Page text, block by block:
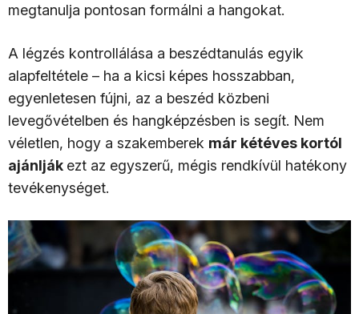
megtanulja pontosan formálni a hangokat.
A légzés kontrollálása a beszédtanulás egyik
alapfeltétele – ha a kicsi képes hosszabban,
egyenletesen fújni, az a beszéd közbeni
levegővételben és hangképzésben is segít. Nem
véletlen, hogy a szakemberek már kétéves kortól
ajánlják ezt az egyszerű, mégis rendkívül hatékony
tevékenységet.